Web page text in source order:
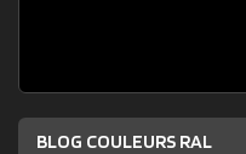
BLOG COULEURS RAL